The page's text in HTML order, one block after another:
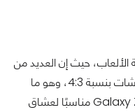
حيث إن العديد من
الألعاب القديمة صُممت لتعمل على شاشات بنسبة 4:3، وهو ما
Galaxy Z Fold 8 Wide مناسبًا لعشاق